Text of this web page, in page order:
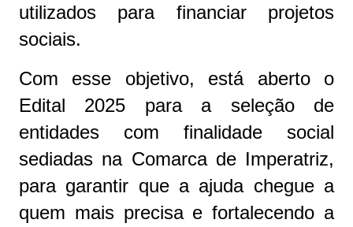
utilizados para financiar projetos
sociais.
Com esse objetivo, está aberto o
Edital 2025 para a seleção de
entidades com finalidade social
sediadas na Comarca de Imperatriz,
para garantir que a ajuda chegue a
quem mais precisa e fortalecendo a